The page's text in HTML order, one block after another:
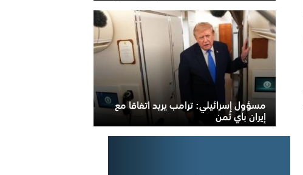
مسؤول إسرائيلي: ترامب يريد اتفاقا مع
إيران بأي ثمن